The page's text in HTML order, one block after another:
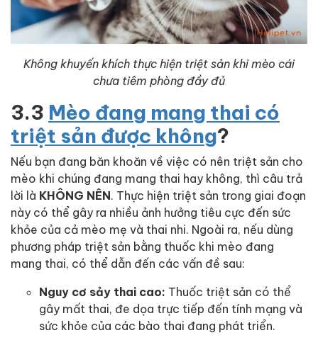
Không khuyến khích thực hiện triệt sản khi mèo cái
chưa tiêm phòng đầy đủ
3.3 Mèo đang mang thai có
triệt sản được không?
Nếu bạn đang băn khoăn về việc có nên triệt sản cho
mèo khi chúng đang mang thai hay không, thì câu trả
lời là KHÔNG NÊN. Thực hiện triệt sản trong giai đoạn
này có thể gây ra nhiều ảnh hưởng tiêu cực đến sức
khỏe của cả mèo mẹ và thai nhi. Ngoài ra, nếu dùng
phương pháp triệt sản bằng thuốc khi mèo đang
mang thai, có thể dẫn đến các vấn đề sau:
Nguy cơ sảy thai cao: Thuốc triệt sản có thể
gây mất thai, đe dọa trực tiếp đến tính mạng và
sức khỏe của các bào thai đang phát triển.